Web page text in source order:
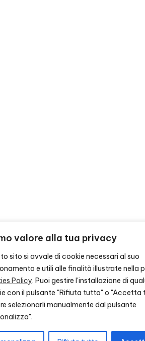
valore alla tua privacy
sito si avvale di cookie necessari al suo
e utili alle finalità illustrate nella
Policy. Puoi gestire l'installazione di
con il pulsante "Rifiuta tutto" o "Accetta
selezionarli manualmente dal pulsante